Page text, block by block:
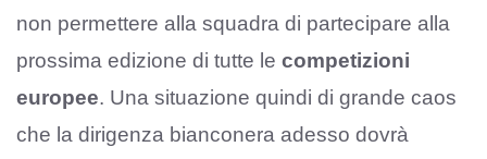
non permettere alla squadra di partecipare alla
prossima edizione di tutte le competizioni
europee. Una situazione quindi di grande caos
che la dirigenza bianconera adesso dovrà